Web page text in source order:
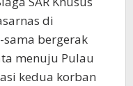
di
bergerak
menuju Pulau
kedua korban